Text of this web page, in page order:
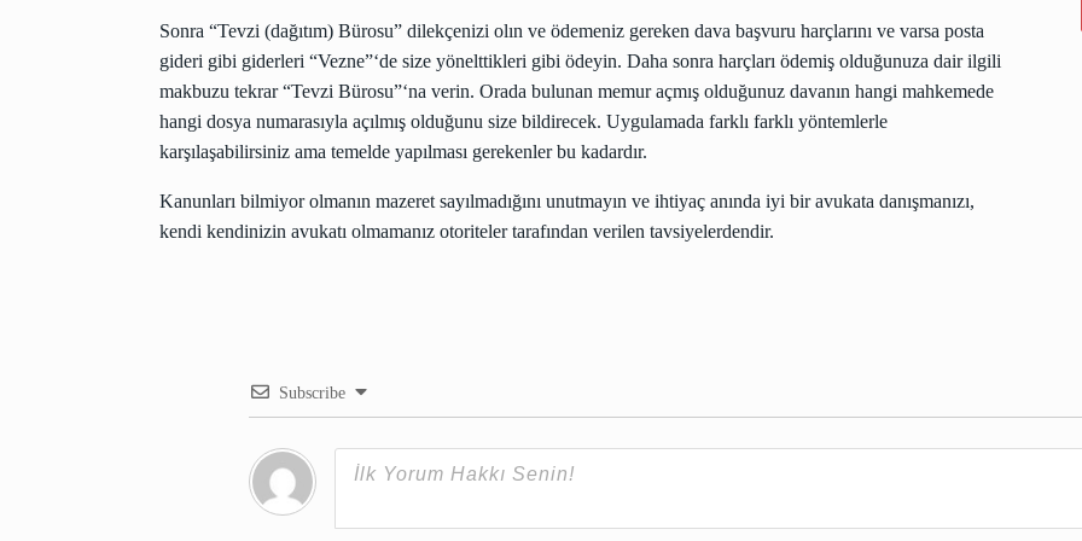
Sonra “Tevzi (dağıtım) Bürosu” dilekçenizi olın ve ödemeniz gereken dava başvuru harçlarını ve varsa posta
gideri gibi giderleri “Vezne”‘de size yönelttikleri gibi ödeyin. Daha sonra harçları ödemiş olduğunuza dair ilgili
makbuzu tekrar “Tevzi Bürosu”‘na verin. Orada bulunan memur açmış olduğunuz davanın hangi mahkemede
hangi dosya numarasıyla açılmış olduğunu size bildirecek. Uygulamada farklı farklı yöntemlerle
karşılaşabilirsiniz ama temelde yapılması gerekenler bu kadardır.
Kanunları bilmiyor olmanın mazeret sayılmadığını unutmayın ve ihtiyaç anında iyi bir avukata danışmanızı,
kendi kendinizin avukatı olmamanız otoriteler tarafından verilen tavsiyelerdendir.
Subscribe